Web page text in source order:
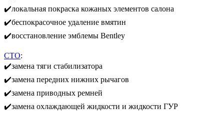
✔️локальная покраска кожаных элементов салона
✔️беспокрасочное удаление вмятин
✔️восстановление эмблемы Bentley
СТО:
✔️замена тяги стабилизатора
✔️замена передних нижних рычагов
✔️замена приводных ремней
✔️замена охлаждающей жидкости и жидкости ГУР